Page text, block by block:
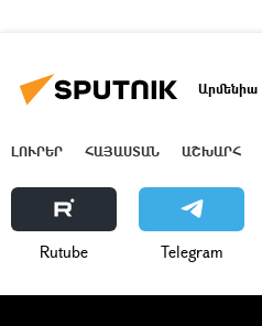
Արմենիա
ԼՈՒՐԵՐ ՀԱՅԱՍՏԱՆ ԱՇԽԱՐՀ
Rutube Telegram